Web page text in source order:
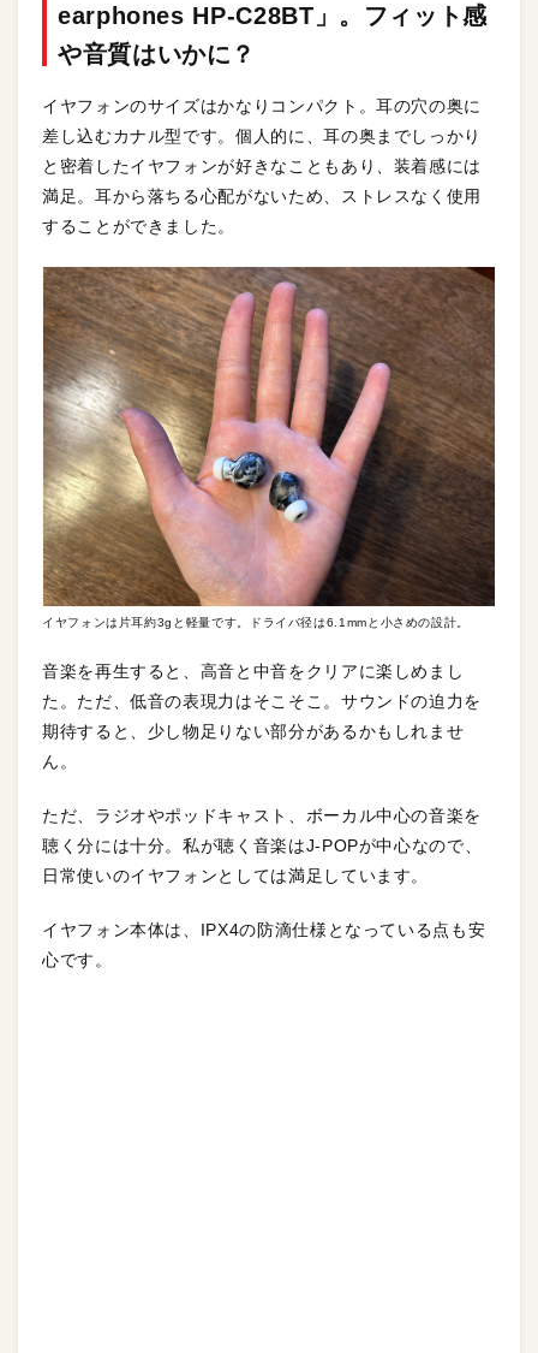
earphones HP-C28BT」。フィット感
や音質はいかに？
イヤフォンのサイズはかなりコンパクト。耳の穴の奥に
差し込むカナル型です。個人的に、耳の奥までしっかり
と密着したイヤフォンが好きなこともあり、装着感には
満足。耳から落ちる心配がないため、ストレスなく使用
することができました。
イヤフォンは片耳約3gと軽量です。ドライバ径は6.1mmと小さめの設計。
音楽を再生すると、高音と中音をクリアに楽しめまし
た。ただ、低音の表現力はそこそこ。サウンドの迫力を
期待すると、少し物足りない部分があるかもしれませ
ん。
ただ、ラジオやポッドキャスト、ボーカル中心の音楽を
聴く分には十分。私が聴く音楽はJ-POPが中心なので、
日常使いのイヤフォンとしては満足しています。
イヤフォン本体は、IPX4の防滴仕様となっている点も安
心です。